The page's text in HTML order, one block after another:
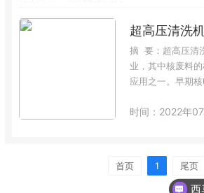
摘 要：超高压清
业，其中核废料
应用之一。早期
上粘附的核素是必
供很大程度清除
采用我公司
可很大程度实现
时间：2022年
首页 1 尾页